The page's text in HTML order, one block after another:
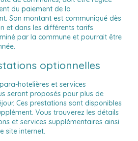
du paiement de la
Son montant est communiqué dès
et dans les différents tarifs
par la commune et pourrait être
optionnelles
hotelières et services
seront proposés pour plus de
Ces prestations sont disponibles
Vous trouverez les détails
et services supplémentaires ainsi
site internet.